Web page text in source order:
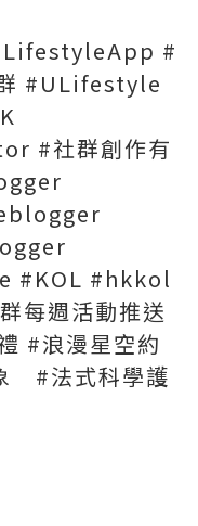
#
#ULifestyle
#社群創作有
#KOL #hkkol
每週活動推送
#浪漫星空約
#法式科學護